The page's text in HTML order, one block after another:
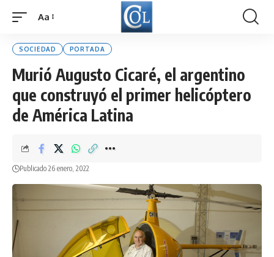
Font
Aa
SOCIEDAD PORTADA
Murió Augusto Cicaré, el argentino
que construyó el primer helicóptero
de América Latina
Publicado 26 enero, 2022